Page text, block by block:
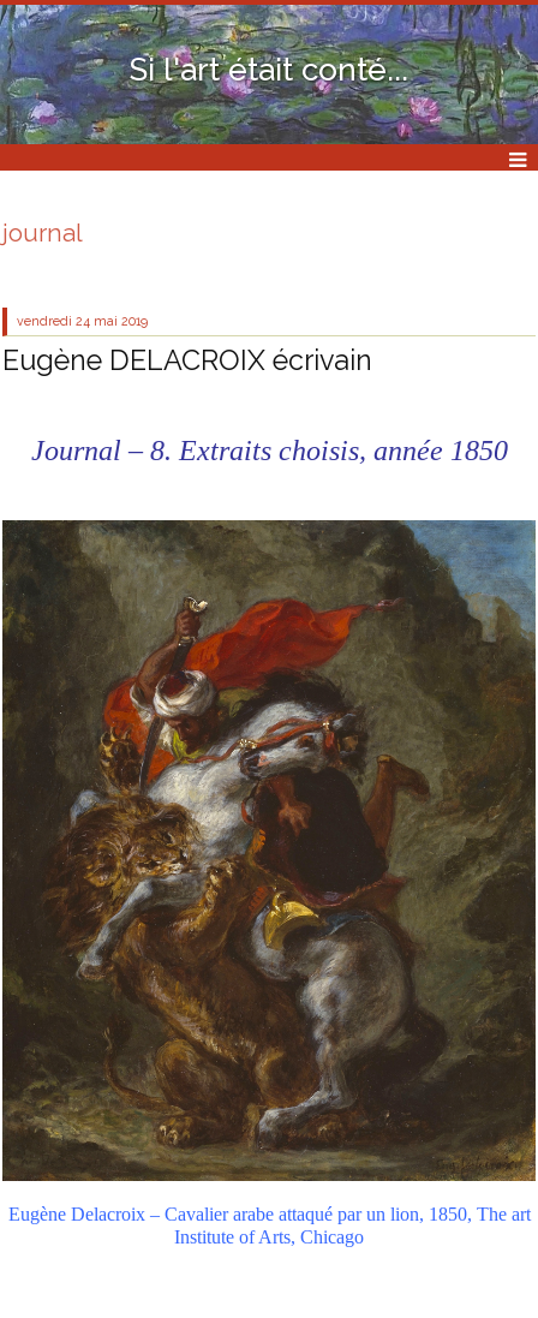
Si l'art était conté...
journal
vendredi 24 mai 2019
Eugène DELACROIX écrivain
Journal – 8. Extraits choisis, année 1850
Eugène Delacroix – Cavalier arabe attaqué par un lion, 1850, The art
Institute of Arts, Chicago